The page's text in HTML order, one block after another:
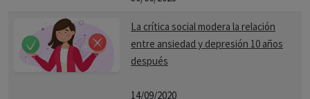
La crítica social modera la relación
entre ansiedad y depresión 10 años
después
14/09/2020